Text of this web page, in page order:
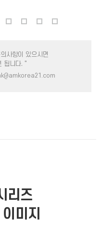
사항이 있으시면
됩니다. "
리즈
미지